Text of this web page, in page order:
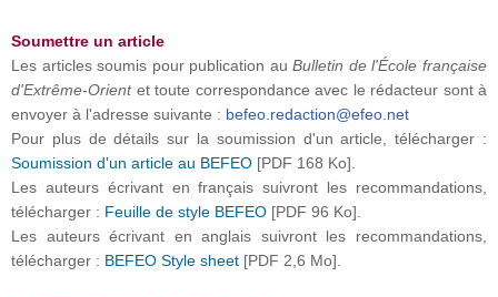
Soumettre un article
Les articles soumis pour publication auBulletin de l'École française
d'Extrême-Orientet toute correspondance avec le rédacteur sont à
envoyer à l'adresse suivante : befeo.redaction@efeo.net
Pour plus de détails sur la soumission d'un article, télécharger :
Soumission d'un article au BEFEO [PDF 168 Ko].
Les auteurs écrivant en français suivront les recommandations,
télécharger : Feuille de style BEFEO [PDF 96 Ko].
Les auteurs écrivant en anglais suivront les recommandations,
télécharger : BEFEO Style sheet [PDF 2,6 Mo].